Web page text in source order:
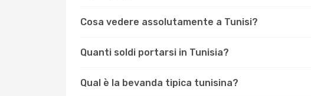
Cosa vedere assolutamente a Tunisi?
Quanti soldi portarsi in Tunisia?
Qual è la bevanda tipica tunisina?